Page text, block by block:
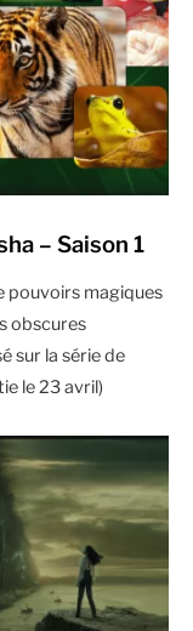
– Saison 1
pouvoirs magiques
obscures
sur la série de
le 23 avril)